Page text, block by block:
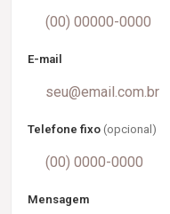
E-mail
Telefone fixo (opcional)
Mensagem